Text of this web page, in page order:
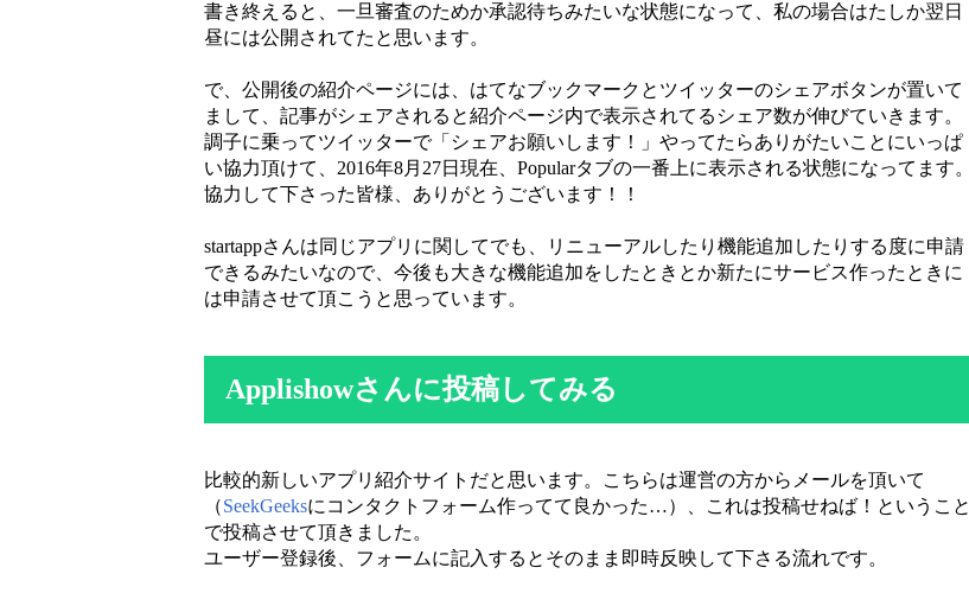
書き終えると、一旦審査のためか承認待ちみたいな状態になって、私の場合はたしか翌日
昼には公開されてたと思います。
で、公開後の紹介ページには、はてなブックマークとツイッターのシェアボタンが置いて
まして、記事がシェアされると紹介ページ内で表示されてるシェア数が伸びていきます。
調子に乗ってツイッターで「シェアお願いします！」やってたらありがたいことにいっぱ
い協力頂けて、2016年8月27日現在、Popularタブの一番上に表示される状態になってます。
協力して下さった皆様、ありがとうございます！！
startappさんは同じアプリに関してでも、リニューアルしたり機能追加したりする度に申請
できるみたいなので、今後も大きな機能追加をしたときとか新たにサービス作ったときに
は申請させて頂こうと思っています。
Applishowさんに投稿してみる
比較的新しいアプリ紹介サイトだと思います。こちらは運営の方からメールを頂いて
（SeekGeeksにコンタクトフォーム作ってて良かった…）、これは投稿せねば！ということ
で投稿させて頂きました。
ユーザー登録後、フォームに記入するとそのまま即時反映して下さる流れです。